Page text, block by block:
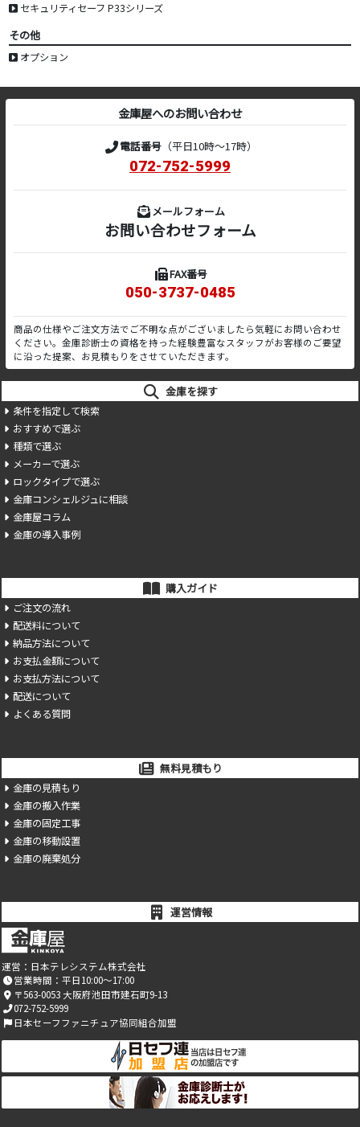
セキュリティセーフ P33シリーズ
その他
オプション
金庫屋へのお問い合わせ
電話番号（平日10時～17時）
072-752-5999
メールフォーム
お問い合わせフォーム
FAX番号
050-3737-0485
商品の仕様やご注文方法でご不明な点がございましたら気軽にお問い合わせ
ください。金庫診断士の資格を持った経験豊富なスタッフがお客様のご要望
に沿った提案、お見積もりをさせていただきます。
運営情報
運営： 日本テレシステム株式会社
営業時間：平日10:00～17:00
〒563-0053 大阪府池田市建石町9-13
072-752-5999
日本セーフファニチュア協同組合加盟
金庫を探す
条件を指定して検索
おすすめで選ぶ
種類で選ぶ
メーカーで選ぶ
ロックタイプで選ぶ
金庫コンシェルジュに相談
金庫屋コラム
金庫の導入事例
購入ガイド
ご注文の流れ
配送料について
納品方法について
お支払金額について
お支払方法について
配送について
よくある質問
無料見積もり
金庫の見積もり
金庫の搬入作業
金庫の固定工事
金庫の移動設置
金庫の廃棄処分